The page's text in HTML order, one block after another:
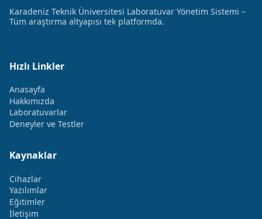
Karadeniz Teknik Üniversitesi Laboratuvar Yönetim Sistemi –
Tüm araştırma altyapısı tek platformda.
Hızlı Linkler
Anasayfa
Hakkımızda
Laboratuvarlar
Deneyler ve Testler
Kaynaklar
Cihazlar
Yazılımlar
Eğitimler
İletişim